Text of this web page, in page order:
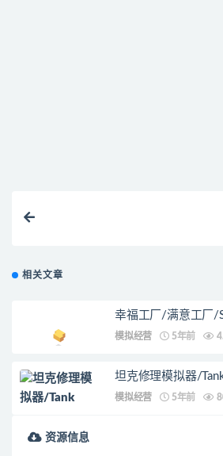
相关文章
幸福工厂/满意工厂/
模拟经营 5年前
坦克修理模拟器/
模拟经营 5年前
资源信息